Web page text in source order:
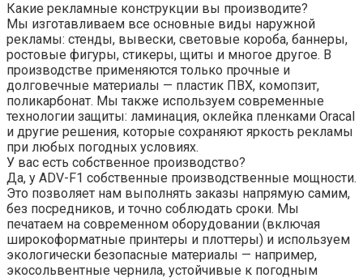
Какие рекламные конструкции вы производите?
Мы изготавливаем все основные виды наружной
рекламы: стенды, вывески, световые короба, баннеры,
ростовые фигуры, стикеры, щиты и многое другое. В
производстве применяются только прочные и
долговечные материалы — пластик ПВХ, комопзит,
поликарбонат. Мы также используем современные
технологии защиты: ламинация, оклейка пленками Oracal
и другие решения, которые сохраняют яркость рекламы
при любых погодных условиях.
У вас есть собственное производство?
Да, у ADV-F1 собственные производственные мощности.
Это позволяет нам выполнять заказы напрямую самим,
без посредников, и точно соблюдать сроки. Мы
печатаем на современном оборудовании (включая
широкоформатные принтеры и плоттеры) и используем
экологически безопасные материалы — например,
экосольвентные чернила, устойчивые к погодным